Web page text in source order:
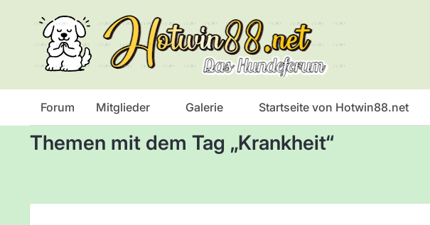
Forum Mitglieder Galerie Startseite von Hotwin88.net
Themen mit dem Tag „Krankheit“